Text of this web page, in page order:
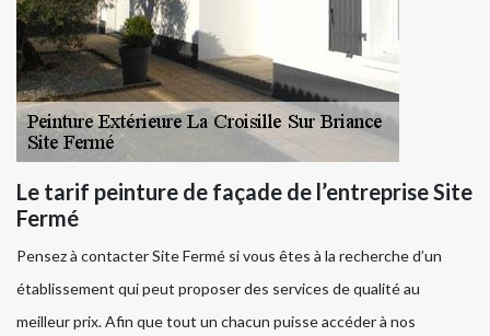
Le tarif peinture de façade de l’entreprise Site
Fermé
Pensez à contacter Site Fermé si vous êtes à la recherche d’un
établissement qui peut proposer des services de qualité au
meilleur prix. Afin que tout un chacun puisse accéder à nos